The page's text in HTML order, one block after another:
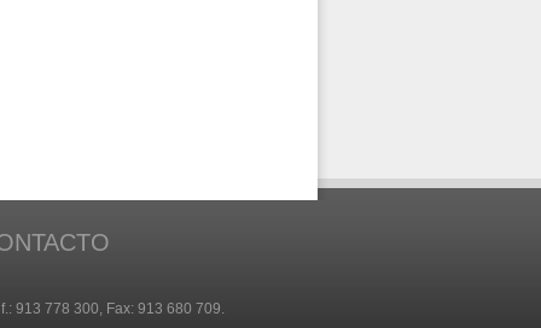
913 778 300, Fax: 913 680 709.